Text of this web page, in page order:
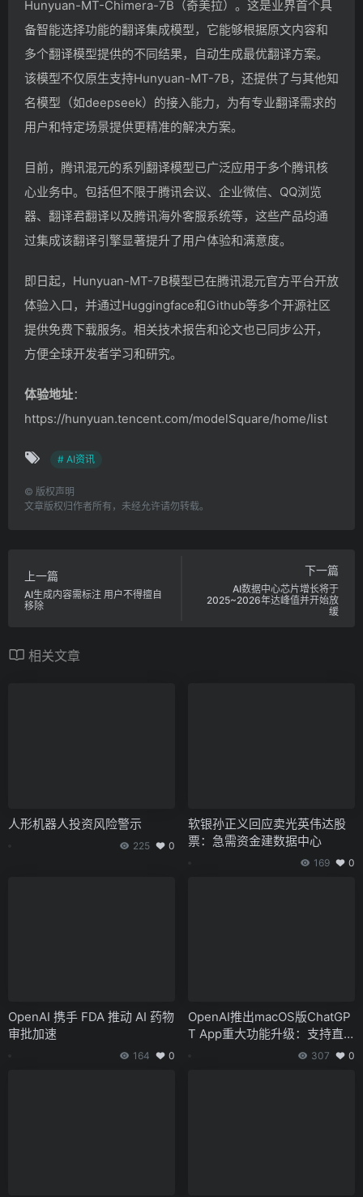
Hunyuan-MT-Chimera-7B（奇美拉）。这是业界首个具
备智能选择功能的翻译集成模型，它能够根据原文内容和
多个翻译模型提供的不同结果，自动生成最优翻译方案。
该模型不仅原生支持Hunyuan-MT-7B，还提供了与其他知
名模型（如deepseek）的接入能力，为有专业翻译需求的
用户和特定场景提供更精准的解决方案。
目前，腾讯混元的系列翻译模型已广泛应用于多个腾讯核
心业务中。包括但不限于腾讯会议、企业微信、QQ浏览
器、翻译君翻译以及腾讯海外客服系统等，这些产品均通
过集成该翻译引擎显著提升了用户体验和满意度。
即日起，Hunyuan-MT-7B模型已在腾讯混元官方平台开放
体验入口，并通过Huggingface和Github等多个开源社区
提供免费下载服务。相关技术报告和论文也已同步公开，
方便全球开发者学习和研究。
体验地址：
https://hunyuan.tencent.com/modelSquare/home/list
# AI资讯
© 版权声明
文章版权归作者所有，未经允许请勿转载。
上一篇
AI生成内容需标注 用户不得擅自
移除
下一篇
AI数据中心芯片增长将于
2025~2026年达峰值并开始放
缓
相关文章
人形机器人投资风险警示
225 0
软银孙正义回应卖光英伟达股
票：急需资金建数据中心
169 0
OpenAI 携手 FDA 推动 AI 药物
审批加速
164 0
OpenAI推出macOS版ChatGP
T App重大功能升级：支持直
307 0